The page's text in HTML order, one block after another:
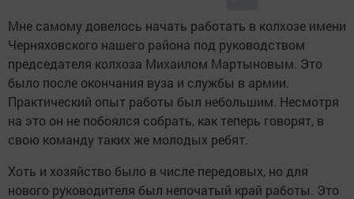
Мне самому довелось начать работать в колхозе имени
Черняховского нашего района под руководством
председателя колхоза Михаилом Мартыновым. Это
было после окончания вуза и службы в армии.
Практический опыт работы был небольшим. Несмотря
на это он не побоялся собрать, как теперь говорят, в
свою команду таких же молодых ребят.
Хоть и хозяйство было в числе передовых, но для
нового руководителя был непочатый край работы. Это